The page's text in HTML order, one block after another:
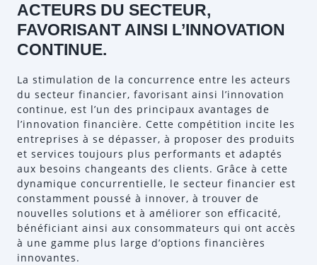
ACTEURS DU SECTEUR,
FAVORISANT AINSI L’INNOVATION
CONTINUE.
La stimulation de la concurrence entre les acteurs
du secteur financier, favorisant ainsi l’innovation
continue, est l’un des principaux avantages de
l’innovation financière. Cette compétition incite les
entreprises à se dépasser, à proposer des produits
et services toujours plus performants et adaptés
aux besoins changeants des clients. Grâce à cette
dynamique concurrentielle, le secteur financier est
constamment poussé à innover, à trouver de
nouvelles solutions et à améliorer son efficacité,
bénéficiant ainsi aux consommateurs qui ont accès
à une gamme plus large d’options financières
innovantes.